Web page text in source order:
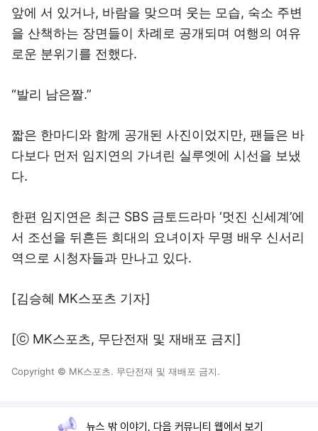
앞에 서 있거나, 바람을 맞으며 웃는 모습, 숙소 주변
을 산책하는 장면들이 차례로 공개되며 여행의 여유
로운 분위기를 전했다.
“발리 남은짤.”
짧은 한마디와 함께 공개된 사진이었지만, 팬들은 바
다보다 먼저 임지연의 가녀린 실루엣에 시선을 보냈
다.
한편 임지연은 최근 SBS 금토드라마 ‘멋진 신세계’에
서 조선을 뒤흔든 희대의 요녀이자 무명 배우 신서리
역으로 시청자들과 만나고 있다.
[김승혜 MK스포츠 기자]
[ⓒ MK스포츠, 무단전재 및 재배포 금지]
Copyright © MK스포츠. 무단전재 및 재배포 금지.
뉴스 밖 이야기, 다음 커뮤니티 웹에서 보기